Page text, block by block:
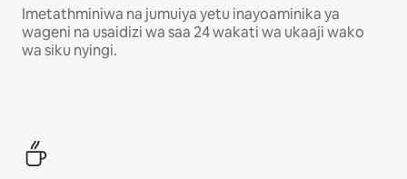
Imetathminiwa na jumuiya yetu inayoaminika ya
wageni na usaidizi wa saa 24 wakati wa ukaaji wako
wa siku nyingi.